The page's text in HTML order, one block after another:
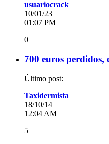
usuariocrack
10/01/23
01:07 PM
0
700 euros perdidos,
Último post:
Taxidermista
18/10/14
12:04 AM
5